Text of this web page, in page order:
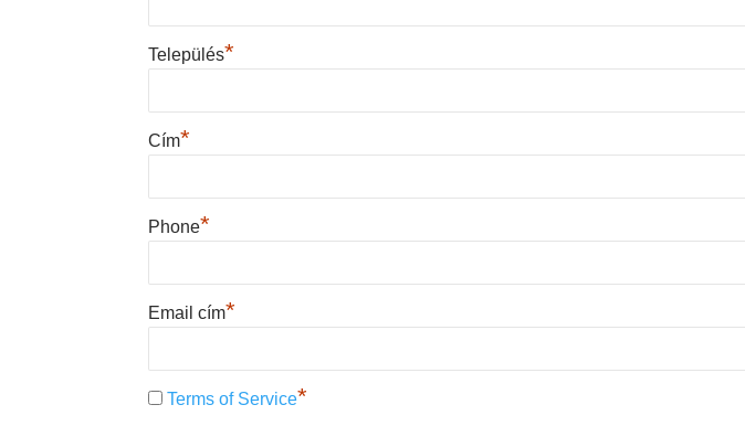
Település*
Cím*
Phone*
Email cím*
Terms of Service*